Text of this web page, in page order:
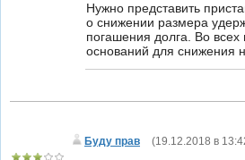
Нужно представить
о снижении размера
погашения долга. Во всех
оснований для снижения
Буду прав (19.12.2018 в